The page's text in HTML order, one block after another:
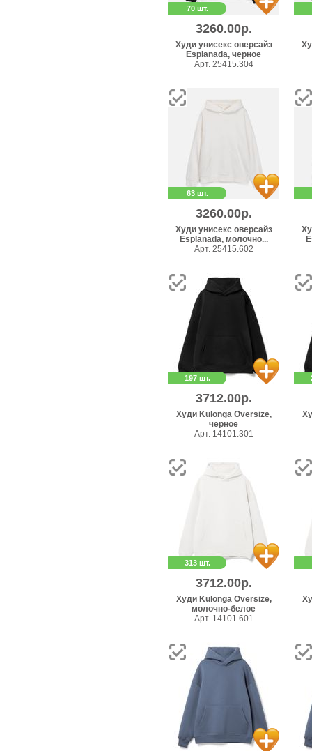
70 шт.
3260.00р.
Худи унисекс оверсайз
Esplanada, черное
Арт. 25415.304
63 шт.
3260.00р.
Худи унисекс оверсайз
Esplanada, молочно...
Арт. 25415.602
197 шт.
3712.00р.
Худи Kulonga Oversize,
черное
Арт. 14101.301
313 шт.
3712.00р.
Худи Kulonga Oversize,
молочно-белое
Арт. 14101.601